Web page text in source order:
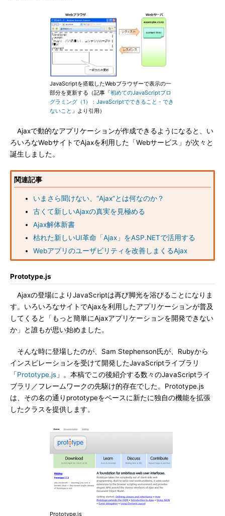
JavaScriptを搭載したWebブラウザーで表示の一
部分を更新する（記事「初めてのJavaScriptプロ
グラミング（1）：JavaScriptでできること・でき
ないこと 」より引用）
Ajaxで動的なアプリケーションが作成できるようになると、い
ろいろなWebサイトでAjaxを利用した「Webサービス」が次々と
誕生しました。
関連記事
いまさら聞けない、“Ajax”とは何なのか？
古くて新しいAjaxの真実を見極める
Ajax解体新書
枯れた新しいUI革命「Ajax」をASP.NETで活用する
Webアプリのユーザビリティを改善しまくるAjax
Prototype.js
Ajaxの登場によりJavaScriptは再び脚光を浴びることになりま
す。いろいろなサイトでAjaxを利用したアプリケーションが普及
してくると「もっと簡単にAjaxアプリケーションを開発できない
か」と誰もが思い始めました。
そんな時に登場したのが、Sam Stephenson氏が、Rubyから
インスピレーションを受けて開発したJavaScriptライブラリ
「Prototype.js 」。本稿でこの後紹介する数々のJavaScriptライ
ブラリ／フレームワークの先駆け的存在でした。Prototype.js
は、その名の通りprototypeをベースに新たに独自の機能を拡張
したクラスを提供します。
Prototype.js